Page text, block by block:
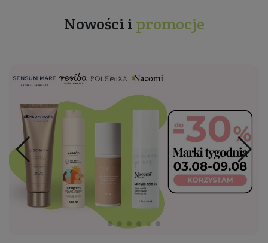
Nowości i promocje